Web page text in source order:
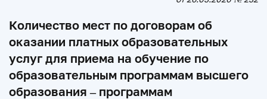
Количество мест по договорам об
оказании платных образовательных
услуг для приема на обучение по
образовательным программам высшего
образования – программам